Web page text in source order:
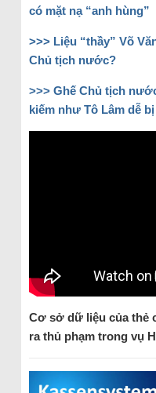
có mặt nạ “anh hùng”
>>> Liệu “thầy” Võ
Chủ tịch nước?
>>> Ghế Chủ tịch
kiếm như Tô Lâm dễ
Cơ sở dữ liệu của thẻ
ra thủ phạm trong vụ